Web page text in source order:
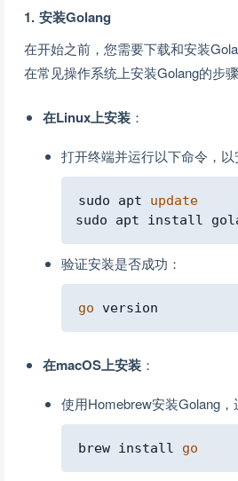
1. 安装Golang
在开始之前，您需要下载和安装
在常见操作系统上安装Golang的步骤
在Linux上安装 ：
打开终端并运行以下命令，以
sudo apt update
验证安装是否成功：
go
在macOS上安装 ：
使用Homebrew安装Golang，
brew install go